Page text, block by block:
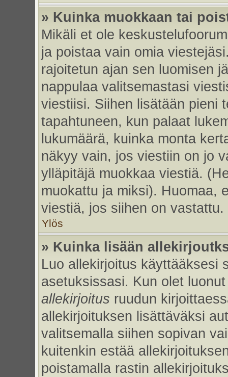
» Kuinka muokkaan tai
Mikäli et ole
ja poistaa vain omia
rajoitetun ajan sen luomisen
nappulaa valitsemastasi
viestiisi. Siihen lisätään pieni
tapahtuneen, kun palaat
lukumäärä, kuinka monta
näkyy vain, jos viestiin on jo
ylläpitäjä muokkaa viestiä.
muokattu ja miksi). Huomaa,
viestiä, jos siihen on vastattu.
Ylös
» Kuinka lisään
Luo allekirjoitus käyttääksesi
asetuksissasi. Kun olet
allekirjoitus ruudun
allekirjoituksen lisättäväksi
valitsemalla siihen sopivan
kuitenkin estää
poistamalla rastin